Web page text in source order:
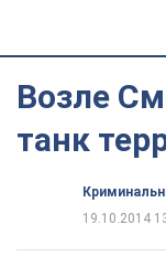
Возле
танк
19.10.2014